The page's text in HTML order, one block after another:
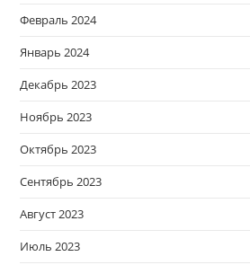
Февраль 2024
Январь 2024
Декабрь 2023
Ноябрь 2023
Октябрь 2023
Сентябрь 2023
Август 2023
Июль 2023